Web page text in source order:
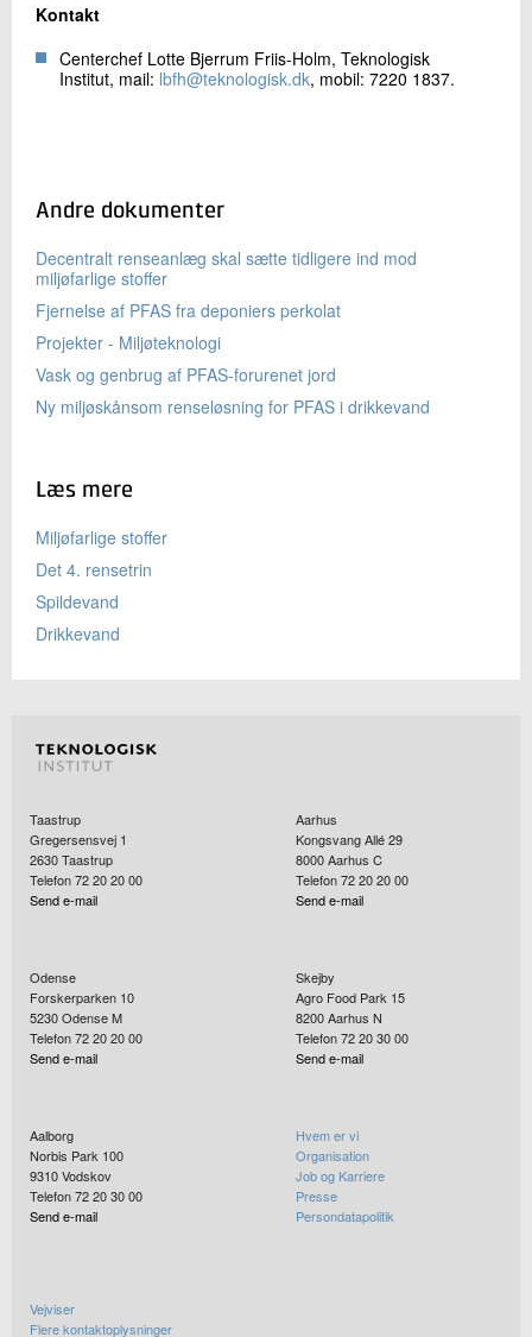
Kontakt
Centerchef Lotte Bjerrum Friis-Holm, Teknologisk
Institut, mail: lbfh@teknologisk.dk, mobil: 7220 1837.
Andre dokumenter
Decentralt renseanlæg skal sætte tidligere ind mod
miljøfarlige stoffer
Fjernelse af PFAS fra deponiers perkolat
Projekter - Miljøteknologi
Vask og genbrug af PFAS-forurenet jord
Ny miljøskånsom renseløsning for PFAS i drikkevand
Læs mere
Miljøfarlige stoffer
Det 4. rensetrin
Spildevand
Drikkevand
Taastrup
Gregersensvej 1
2630Taastrup
Telefon 72 20 20 00
Send e-mail
Aarhus
Kongsvang Allé 29
8000Aarhus C
Telefon 72 20 20 00
Send e-mail
Odense
Forskerparken 10
5230Odense M
Telefon 72 20 20 00
Send e-mail
Skejby
Agro Food Park 15
8200Aarhus N
Telefon 72 20 30 00
Send e-mail
Aalborg
Norbis Park 100
9310Vodskov
Telefon 72 20 30 00
Send e-mail
Hvem er vi
Organisation
Job og Karriere
Presse
Persondatapolitik
Vejviser
Flere kontaktoplysninger